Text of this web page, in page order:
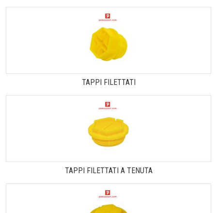
TAPPI FILETTATI
TAPPI FILETTATI A TENUTA